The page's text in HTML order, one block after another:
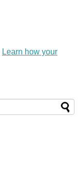
Learn how your